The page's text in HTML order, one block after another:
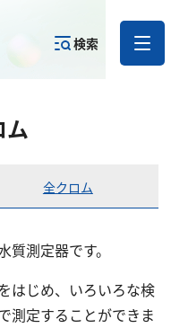
検索
ム
全クロム
測定器です。
はじめ、いろいろな検
測定することができま